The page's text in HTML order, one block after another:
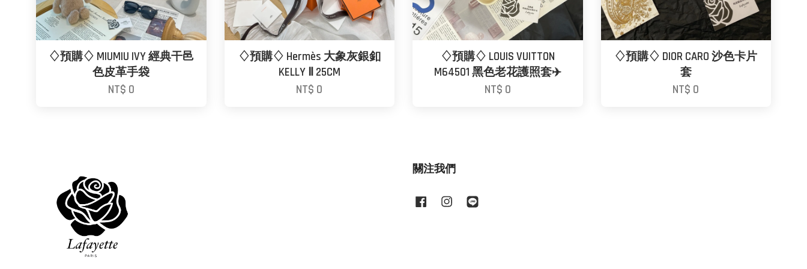
♢預購♢ MIUMIU IVY 經典干邑
色皮革手袋
NT$ 0
♢預購♢ Hermès 大象灰銀釦
KELLY Ⅱ 25CM
NT$ 0
♢預購♢ LOUIS VUITTON
M64501 黑色老花護照套✈️
NT$ 0
♢預購♢ DIOR CARO 沙色卡片
套
NT$ 0
關注我們
FacebookInstagram